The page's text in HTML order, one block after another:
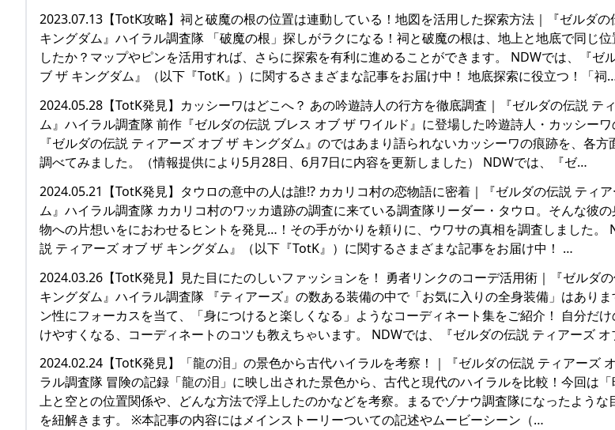
2023.07.13【TotK攻略】祠と破魔の根の位置は連動している！地図を活用した探索方法｜『ゼルダ
キングダム』ハイラル調査隊 「破魔の根」探しがラクになる！祠と破魔の根は、地上と地底で同じ
したか？マップやピンを活用すれば、さらに探索を有利に進めることができます。 NDWでは、『ゼ
ブ ザ キングダム』（以下『TotK』）に関するさまざまな記事をお届け中！ 地底探索に役立つ！「
2024.05.28【TotK発見】カッシーワはどこへ？ あの吟遊詩人の行方を徹底調査｜『ゼルダの伝説 テ
ム』ハイラル調査隊 前作『ゼルダの伝説 ブレス オブ ザ ワイルド』に登場した吟遊詩人・カッシー
『ゼルダの伝説 ティアーズ オブ ザ キングダム』のではあまり語られないカッシーワの痕跡を、各
調べてみました。（情報提供により5月28日、6月7日に内容を更新しました） NDWでは、『ゼ…
2024.05.21【TotK発見】タウロの意中の人は誰!? カカリコ村の恋物語に密着｜『ゼルダの伝説 ティ
ム』ハイラル調査隊 カカリコ村のワッカ遺跡の調査に来ている調査隊リーダー・タウロ。そんな彼
物への片想いをにおわせるヒントを発見…！その手がかりを頼りに、ウワサの真相を調査しました。
説 ティアーズ オブ ザ キングダム』（以下『TotK』）に関するさまざまな記事をお届け中！ …
2024.03.26【TotK発見】見た目にたのしいファッションを！ 勇者リンクのコーデ活用術｜『ゼルダ
キングダム』ハイラル調査隊 『ティアーズ』の数ある装備の中で「お気に入りの全身装備」はあり
ン性にフォーカスを当て、「身につけると楽しくなる」ようなコーディネート集をご紹介！ 自分だ
けやすくなる、コーディネートのコツも教えちゃいます。 NDWでは、『ゼルダの伝説 ティアーズ
2024.02.24【TotK発見】「龍の泪」の景色から古代ハイラルを考察！｜『ゼルダの伝説 ティアーズ
ラル調査隊 冒険の記録「龍の泪」に映し出された景色から、古代と現代のハイラルを比較！今回は
上と空との位置関係や、どんな方法で浮上したのかなどを考察。まるでゾナウ調査隊になったような
を紐解きます。 ※本記事の内容にはメインストーリーついての記述やムービーシーン（…